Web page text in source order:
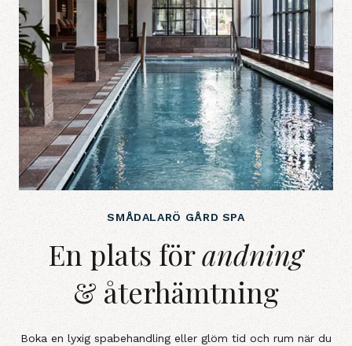
SMÅDALARÖ GÅRD SPA
En plats för andning &amp;
En plats förandning
& återhämtning
Boka en lyxig spabehandling eller glöm tid och rum när du